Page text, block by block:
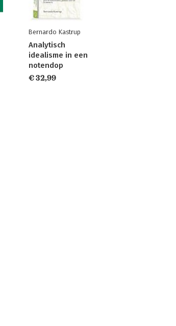
Bernardo Kastrup
Analytisch
idealisme in een
notendop
€ 32,99